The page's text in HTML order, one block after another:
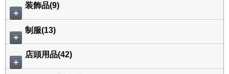
＋
装飾品(9)
＋
制服(13)
＋
店頭用品(42)